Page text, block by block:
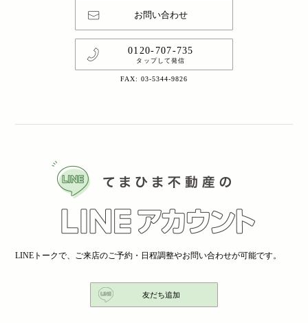
お問い合わせ
0120-707-735
タップして発信
FAX: 03-5344-9826
LINEトークで、ご来店のご予約・日程調整やお問い合わせが可能です。
友だち追加